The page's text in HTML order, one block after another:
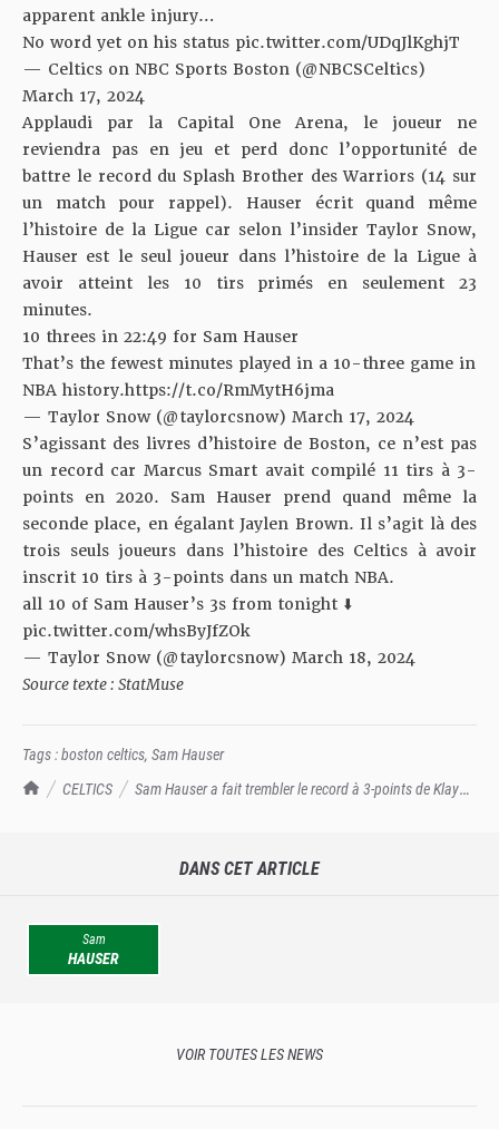
TrashTalk Actu NBA
CELTICS
Sam Hauser a fait trembler le record à 3-points de Klay
apparent ankle injury…
No word yet on his status pic.twitter.com/UDqJlKghjT
— Celtics on NBC Sports Boston (@NBCSCeltics)
March 17, 2024
Applaudi par la Capital One Arena, le joueur ne
reviendra pas en jeu et perd donc l’opportunité de
battre le record du Splash Brother des Warriors (14 sur
un match pour rappel). Hauser écrit quand même
l’histoire de la Ligue car selon l’insider Taylor Snow,
Hauser est le seul joueur dans l’histoire de la Ligue à
avoir atteint les 10 tirs primés en seulement 23
minutes.
10 threes in 22:49 for Sam Hauser
That’s the fewest minutes played in a 10-three game in
NBA history.https://t.co/RmMytH6jma
— Taylor Snow (@taylorcsnow) March 17, 2024
S’agissant des livres d’histoire de Boston, ce n’est pas
un record car Marcus Smart avait compilé 11 tirs à 3-
points en 2020. Sam Hauser prend quand même la
seconde place, en égalant Jaylen Brown. Il s’agit là des
trois seuls joueurs dans l’histoire des Celtics à avoir
inscrit 10 tirs à 3-points dans un match NBA.
all 10 of Sam Hauser’s 3s from tonight ⬇️
pic.twitter.com/whsByJfZOk
— Taylor Snow (@taylorcsnow) March 18, 2024
Source texte : StatMuse
Tags :boston celtics, Sam Hauser
DANS CET ARTICLE
Sam
HAUSER
VOIR TOUTES LES NEWS